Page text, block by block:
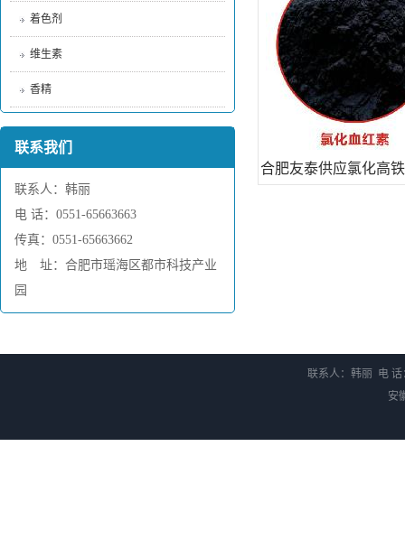
着色剂
维生素
香精
联系我们
联系人：韩丽
电 话：0551-65663663
传真：0551-65663662
地 址：合肥市瑶海区都市科技产业
园
合肥友泰供应氯化高
联系人：韩丽 电 话
安